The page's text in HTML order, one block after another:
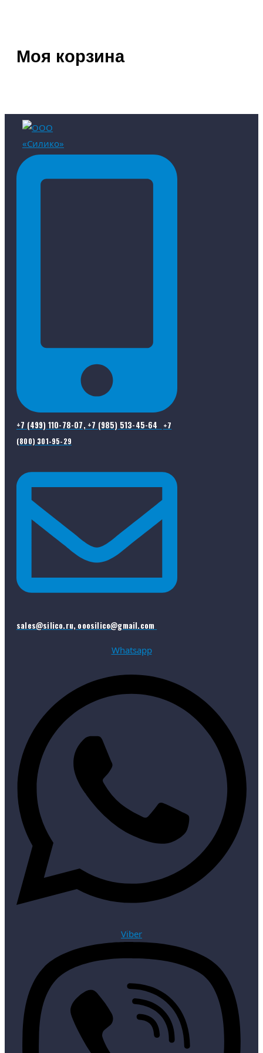
Моя корзина
+7 (499) 110-78-07, +7 (985) 513-45-64
+7
(800) 301-95-29
sales@silico.ru, ooosilico@gmail.com
Whatsapp
Viber